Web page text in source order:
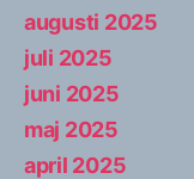
augusti 2025
juli 2025
juni 2025
maj 2025
april 2025